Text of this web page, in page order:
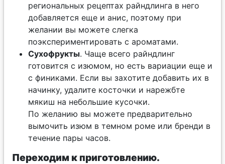
региональных рецептах райндлинга в него
добавляется еще и анис, поэтому при
желании вы можете слегка
поэкспериментировать с ароматами.
Сухофрукты. Чаще всего райндлинг
готовится с изюмом, но есть вариации еще и
с финиками. Если вы захотите добавить их в
начинку, удалите косточки и нарежбте
мякиш на небольшие кусочки.
По желанию вы можете предварительно
вымочить изюм в темном роме или бренди в
течение пары часов.
Переходим к приготовлению.